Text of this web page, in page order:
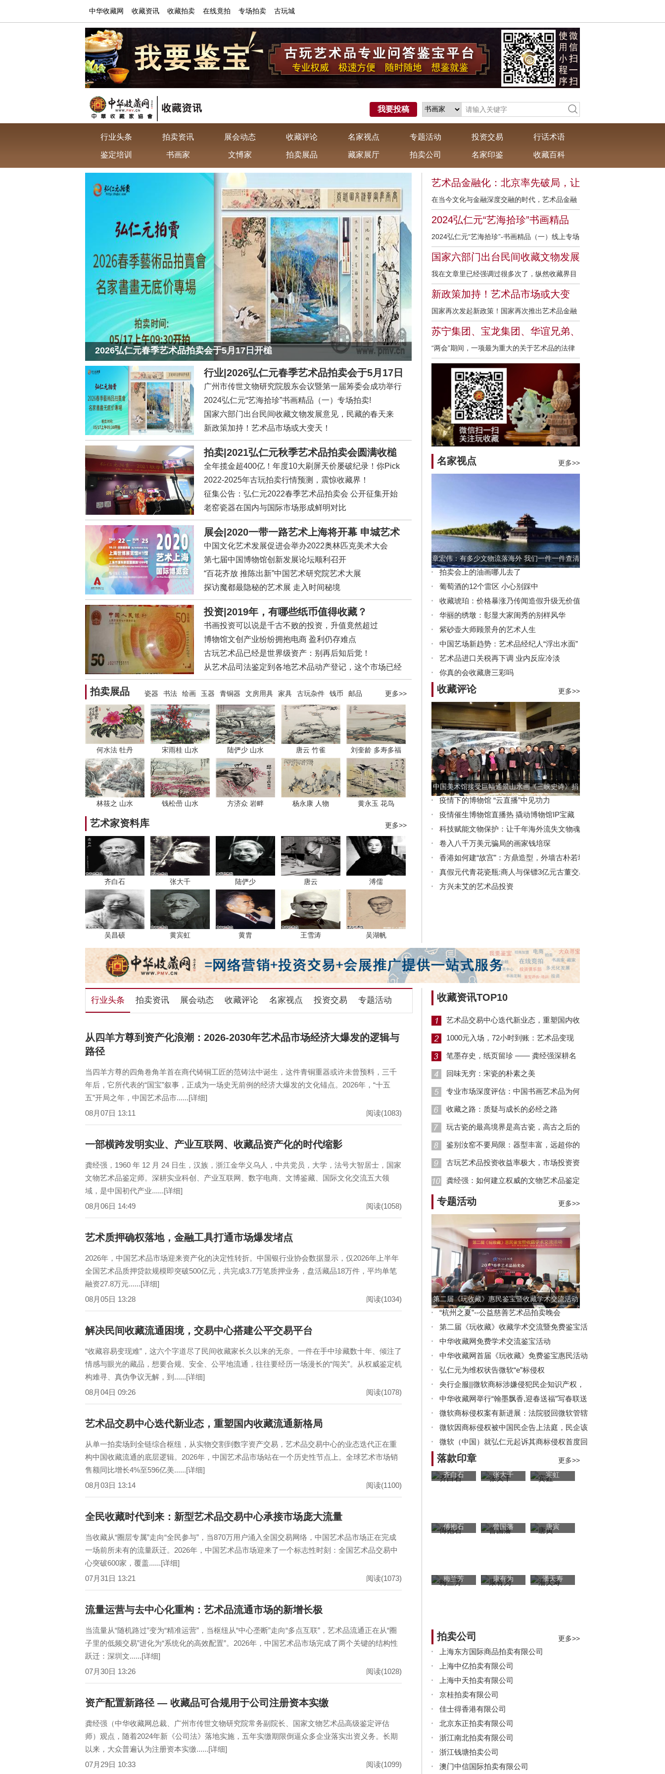
中华收藏网 收藏资讯 收藏拍卖 在线竟拍 专场拍卖 古玩城
我要投稿
行业头条 拍卖资讯 展会动态 收藏评论 名家视点 专题活动 投资交易 行话术语
鉴定培训 书画家 文愽家 拍卖展品 藏家展厅 拍卖公司 名家印鉴 收藏百科
2026弘仁元春季艺术品拍卖会于5月17日开槌
行业| 2026弘仁元春季艺术品拍卖会于5月17日
开槌
广州市传世文物研究院股东会议暨第一届筹委会成功举行
2024弘仁元“艺海拾珍”书画精品（一）专场拍卖!
国家六部门出台民间收藏文物发展意见，民藏的春天来
了！
新政策加持！艺术品市场或大变天！
拍卖| 2021弘仁元秋季艺术品拍卖会圆满收槌
全年揽金超400亿！年度10大刷屏天价屡破纪录！你Pick
哪件？
2022-2025年古玩拍卖行情预测，震惊收藏界！
征集公告：弘仁元2022春季艺术品拍卖会 公开征集开始
啦！
老窑瓷器在国内与国际市场形成鲜明对比
展会| 2020一带一路艺术上海将开幕 申城艺术
大展重启
中国文化艺术发展促进会举办2022奥林匹克美术大会
第七届中国博物馆创新发展论坛顺利召开
“百花齐放 推陈出新”中国艺术研究院艺术大展
探访魔都最隐秘的艺术展 走入时间秘境
投资| 2019年，有哪些纸币值得收藏？
书画投资可以说是千古不败的投资，升值竟然超过
100000000倍！
博物馆文创产业纷纷拥抱电商 盈利仍存难点
古玩艺术品已经是世界级资产：别再后知后觉！
从艺术品司法鉴定到各地艺术品动产登记，这个市场已经
脱胎换骨！
拍卖展品 瓷器 书法 绘画 玉器 青铜器 文房用具 家具 古玩杂件 钱币 邮品 更多>>
何水法 牡丹 宋雨桂 山水 陆俨少 山水 唐云 竹雀 刘奎龄 多寿多福
林筱之 山水 钱松喦 山水 方济众 岩畔 杨永康 人物 黄永玉 花鸟
艺术家资料库 更多>>
齐白石 张大千 陆俨少 唐云 溥儒
吴昌硕 黄宾虹 黄胄 王雪涛 吴湖帆
艺术品金融化：北京率先破局，让
收藏变活钱，你怎么看？
在当今文化与金融深度交融的时代，艺术品金融
化已从概念设想逐步走向现实操作。北京在这一
领域打响了“第一枪”，率先推出一系列举措，致
力于打通艺术品与金融之间的通道，让沉睡的艺
术收藏转化为流动的资金，为收藏界、艺术界乃
至金融界带来全新的机遇与挑战。这一变革性的
探索，不禁让人思考：艺术品金融化，究竟是艺
术市场的创新曙光，还是潜藏风险的未知领域？
艺术品金融化：概念与模式 艺术品金融化，简单
使艺术品从单纯的文化藏品转变为具有金融属性
的资产，从而具备更强的流动性和投资价值。目
前，常见的艺术品金融化模式丰富多样。艺术品
质押融资为藏家提供了资金周转的便捷途径。藏
2024弘仁元“艺海拾珍”书画精品
（一）专场拍卖!
2024弘仁元“艺海拾珍”-书画精品（一）线上专场
拍卖于7月17日晚上5点整，本场拍品亮相拍卖之
家、雅鉴艺术网、中藏联拍等线上平台竞拍， 本
场拍卖汇集近现代书画名家包含张大千、黄宾
虹、傅抱石、李可染、吴冠中、吴湖帆、钱松
喦、王雪涛、于非闇、林散之等名家力作283
件，全场无底价300起拍与广大藏友见面。
国家六部门出台民间收藏文物发展
意见，民藏的春天来了！
我在文章里已经强调过很多次了，纵然收藏界目
前还比较混乱，但对民藏要有信心，国家这几年
一步步出台利好政策，推动民藏发展，终有一天
民藏的春天会来的！而这次，更是迎来了一个振
奋人心的大好消息！下面这篇文章来源于澎湃新
闻，大家仔细阅读、解读，以后民间收藏的合法
权益将会愈发受到保护，而且文博机构也会向社
会提供越来越多的公益性鉴定服务。藏友们勿急
勿躁，跟随政策的脚步，手里有精品的都会前路
坦途，未来可期！澎湃新闻全文如下：近年来，
收藏文物已成文化消费热点，同时也存在着鉴定
服务不规范、市场供给不平衡、流通渠道不通
畅、市场环境待优化等问题，这都在制约文物收
藏和文物市场发展。针对这些问题，近日，国家
文物局与国家发
新政策加持！艺术品市场或大变
天！
国家再次发起新政策！国家再次推出艺术品金融
政策！当下文化产业早已上升到国家政策领域，
艺术金融化无疑会成为推动文化艺术产业发展、
推进艺术市场壮大、促进中国文化艺术传播的重
要途径。借助金融化的手段，促进艺术影响，只
有以强有力的推广方式，中国文化艺术在世界竞
争中才能站得住脚！上层就文化事业已明确指
出：我们要坚定文化自信，推动社会主义文化繁
荣兴盛！中国文化是中华民族的魂，没有高度的
文化自信，没有文化的繁荣兴盛，就没有中华民
道路，激发全民族文化创新创造活力，建设社会
苏宁集团、宝龙集团、华谊兄弟、
三胞集团相继进入艺术品市场，大
量的收购艺术品！
“两会”期间，一项最为重大的关于艺术品的法律
文件的发放更是激起千层浪，那就是艺术品的公
开上市。以现代金融运作方式，嫁接到艺术品身
上，的确是一大创举，同时也是繁荣艺术品市场
的最有力的强心剂。蜂拥而至的资本，会在短时
间内彻底颠覆传统的艺术品市场，最重要的是为
之前并不懂收藏的人提供了一个强大的平台，促
使他们投入到此，并最终融入！全国“两会”，文
化艺术界委员们的议案围绕着如何传承中华优秀
传统文化，加强文化自信，意图就是把传统文化
《年度艺术市场报告》正式发布，全球纯艺术市
场拍卖总成交额为124.49亿美元（含佣金
名家视点 更多>>
章宏伟：有多少文物流落海外 我们一件一件查清
楚
拍卖会上的油画哪儿去了
葡萄酒的12个雷区 小心别踩中
收藏琥珀：价格暴涨乃传闻造假升级无价值
华丽的绣墩：彰显大家闺秀的别样风华
紫砂壶大师顾景舟的艺术人生
中国艺场新趋势：艺术品经纪人“浮出水面”
艺术品进口关税再下调 业内反应冷淡
你真的会收藏唐三彩吗
收藏评论 更多>>
中国美术馆接受巨幅通景山水画《三峡史诗》捐
赠
疫情下的博物馆 “云直播”中见功力
疫情催生博物馆直播热 撬动博物馆IP宝藏
科技赋能文物保护：让千年海外流失文物魂归
故里
卷入八千万美元骗局的画家钱培琛
香港如何建“故宫”：方鼎造型，外墙古朴若城
墙
真假元代青花瓷瓶:商人与保镖3亿元古董交易
案中案
方兴未艾的艺术品投资
行业头条 拍卖资讯 展会动态 收藏评论 名家视点 投资交易 专题活动
从四羊方尊到资产化浪潮：2026-2030年艺术品市场经济大爆发的逻辑与
路径
当四羊方尊的四角卷角羊首在商代铸铜工匠的范铸法中诞生，这件青铜重器或许未曾预料，三千
年后，它所代表的“国宝”叙事，正成为一场史无前例的经济大爆发的文化锚点。2026年，“十五
五”开局之年，中国艺术品市......[详细]
08月07日 13:11
阅读(1083)
一部横跨发明实业、产业互联网、收藏品资产化的时代缩影
龚经强，1960 年 12 月 24 日生，汉族，浙江金华义乌人，中共党员，大学，法号大智居士，国家
文物艺术品鉴定师。深耕实业科创、产业互联网、数字电商、文博鉴藏、国际文化交流五大领
域，是中国初代产业......[详细]
08月06日 14:49
阅读(1058)
艺术质押确权落地，金融工具打通市场爆发堵点
2026年，中国艺术品市场迎来资产化的决定性转折。中国银行业协会数据显示，仅2026年上半年
全国艺术品质押贷款规模即突破500亿元，共完成3.7万笔质押业务，盘活藏品18万件，平均单笔
融资27.8万元......[详细]
08月05日 13:28
阅读(1034)
解决民间收藏流通困境，交易中心搭建公平交易平台
“收藏容易变现难”，这六个字道尽了民间收藏家长久以来的无奈。一件在手中珍藏数十年、倾注了
情感与眼光的藏品，想要合规、安全、公平地流通，往往要经历一场漫长的“闯关”。从权威鉴定机
构难寻、真伪争议无解，到......[详细]
08月04日 09:26
阅读(1078)
艺术品交易中心迭代新业态，重塑国内收藏流通新格局
从单一拍卖场到全链综合枢纽，从实物交割到数字资产交易，艺术品交易中心的业态迭代正在重
构中国收藏流通的底层逻辑。2026年，中国艺术品市场站在一个历史性节点上。全球艺术市场销
售额同比增长4%至596亿美......[详细]
08月03日 13:14
阅读(1100)
全民收藏时代到来：新型艺术品交易中心承接市场庞大流量
当收藏从“圈层专属”走向“全民参与”，当870万用户涌入全国交易网络，中国艺术品市场正在完成
一场前所未有的流量跃迁。2026年，中国艺术品市场迎来了一个标志性时刻：全国艺术品交易中
心突破600家，覆盖......[详细]
07月31日 13:21
阅读(1073)
流量运营与去中心化重构：艺术品流通市场的新增长极
当流量从“随机路过”变为“精准运营”，当枢纽从“中心垄断”走向“多点互联”，艺术品流通正在从“圈
子里的低频交易”进化为“系统化的高效配置”。2026年，中国艺术品市场完成了两个关键的结构性
跃迁：深圳文......[详细]
07月30日 13:26
阅读(1028)
资产配置新路径 — 收藏品可合规用于公司注册资本实缴
龚经强（中华收藏网总裁、广州市传世文物研究院常务副院长、国家文物艺术品高级鉴定评估
师）观点，随着2024年新《公司法》落地实施，五年实缴期限倒逼众多企业落实出资义务。长期
以来，大众普遍认为注册资本实缴......[详细]
07月29日 10:33
阅读(1099)
收藏资讯TOP10
艺术品交易中心迭代新业态，重塑国内收
藏流通新格局
1000元入场，72小时到账：艺术品变现
的“平价时代”来了
笔墨存史，纸页留珍 —— 龚经强深耕名
人信札与古籍文献的收藏人生
回味无穷：宋瓷的朴素之美
专业市场深度评估：中国书画艺术品为何
成为收藏界“硬通货”
收藏之路：质疑与成长的必经之路
玩古瓷的最高境界是高古瓷，高古之后的
瓷器只是投资陪衬！
鉴别汝窑不要局限：器型丰富，远超你的
想象！
古玩艺术品投资收益率极大，市场投资资
金几乎全盘进入！
龚经强：如何建立权威的文物艺术品鉴定
体系？
专题活动 更多>>
第二届《玩收藏》惠民鉴宝暨收藏学术交流活动
圆满落幕
“杭州之夏”--公益慈善艺术品拍卖晚会
第二届《玩收藏》收藏学术交流暨免费鉴宝活
动 即将开始啦！
中华收藏网免费学术交流鉴宝活动
中华收藏网首届《玩收藏》免费鉴宝惠民活动
圆满落幕！
弘仁元为维权状告微软“e”标侵权
央行企服||微软商标涉嫌侵犯民企知识产权，
怎么办？
中华收藏网举行“翰墨飘香,迎春送福”写春联送
福字活动
微软商标侵权案有新进展：法院驳回微软管辖
权异议
微软因商标侵权被中国民企告上法庭，民企该
更自信一点！
微软（中国）就弘仁元起诉其商标侵权首度回
应：提出管辖权异议
落款印章
更多>>
齐白石
张大千 宾虹
傅抱石 曾国藩 唐寅
梅兰芳 康有为 潘天寿
拍卖公司 更多>>
上海东方国际商品拍卖有限公司
上海中亿拍卖有限公司
上海中天拍卖有限公司
京桂拍卖有限公司
佳士得香港有限公司
北京东正拍卖有限公司
浙江南北拍卖有限公司
浙江钱塘拍卖公司
澳门中信国际拍卖有限公司